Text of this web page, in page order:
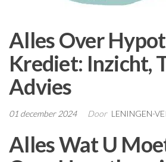
Alles Over
Krediet: Inzicht,
Advies
01 december 2024 Door LENINGEN-
Alles Wat U